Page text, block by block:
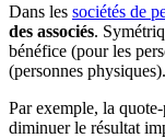
Dans les sociétés de
des associés.
bénéfice (pour les
(personnes physiques).
Par exemple, la
diminuer le résultat